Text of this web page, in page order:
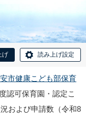
げ 読み上げ設定
市健康こども部保育
認可保育園・認定こ
および申請数（令和8